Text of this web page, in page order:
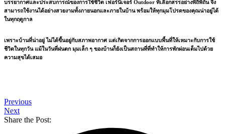
บรรยากาศและประสบการณ์ของการใช้ชีวิต เฟอร์นิเจอร์ Outdoor ที่เลือกสรรอย่างพิถีพิถัน จึง
สามารถใช้งานได้อย่างสวยงามทั้งภายนอกและภายในบ้าน พร้อมให้ทุกมุมโปรดของคุณน่าอยู่ได้
ในทุกฤดูกาล
เพราะบ้านที่น่าอยู่ ไม่ได้ขึ้นอยู่กับสภาพอากาศ แต่เกิดจากการออกแบบพื้นที่ให้เหมาะกับการใช้
ชีวิตในทุกวัน แม้ในวันที่ฝนตก มุมเล็ก ๆ ของบ้านก็ยังเป็นสถานที่ที่ทำให้การพักผ่อนเต็มไปด้วย
ความสุขได้เสมอ
Previous
Next
Share the Post: